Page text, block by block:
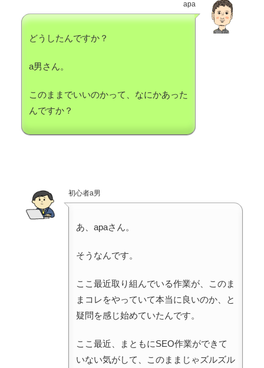
apa
どうしたんですか？
a男さん。
このままでいいのかって、なにかあった
んですか？
初心者a男
あ、apaさん。
そうなんです。
ここ最近取り組んでいる作業が、このま
まコレをやっていて本当に良いのか、と
疑問を感じ始めていたんです。
ここ最近、まともにSEO作業ができて
いない気がして、このままじゃズルズル